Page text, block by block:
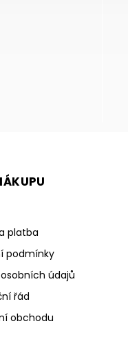
platba
podmínky
údajů
řád
obchodu